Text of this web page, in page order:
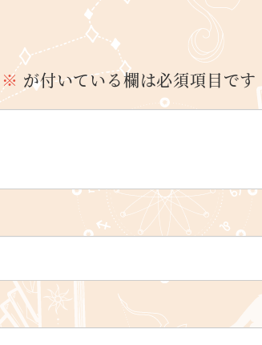
※ が付いている欄は必須項目です